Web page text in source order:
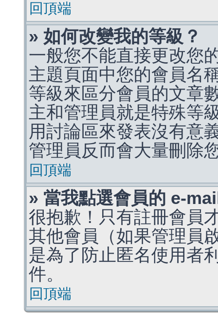
回頂端
» 如何改變我的等級？
一般您不能直接更改您
主題頁面中您的會員名
等級來區分會員的文章
主和管理員就是特殊等
用討論區來發表沒有意
管理員反而會大量刪除
回頂端
» 當我點選會員的 e-
很抱歉！只有註冊會員
其他會員（如果管理員
是為了防止匿名使用者
件。
回頂端